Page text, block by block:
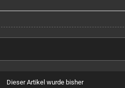
Dieser Artikel wurde bisher